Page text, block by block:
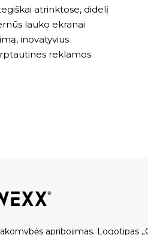
atrinktose, didelį
lauko ekranai
inovatyvius
reklamos
apribojimas. Logotipas